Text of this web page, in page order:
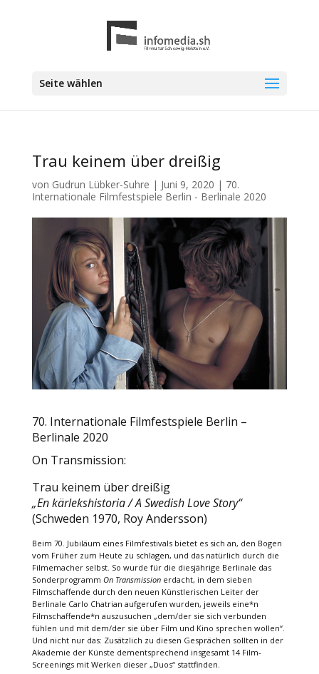
Seite wählen
Trau keinem über dreißig
von Gudrun Lübker-Suhre | Juni 9, 2020 | 70.
Internationale Filmfestspiele Berlin - Berlinale 2020
70. Internationale Filmfestspiele Berlin –
Berlinale 2020
On Transmission:
Trau keinem über dreißig
„En kärlekshistoria / A Swedish Love Story“
(Schweden 1970, Roy Andersson)
Beim 70. Jubiläum eines Filmfestivals bietet es sich an, den Bogen
vom Früher zum Heute zu schlagen, und das natürlich durch die
Filmemacher selbst. So wurde für die diesjährige Berlinale das
Sonderprogramm On Transmission erdacht, in dem sieben
Filmschaffende durch den neuen Künstlerischen Leiter der
Berlinale Carlo Chatrian aufgerufen wurden, jeweils eine*n
Filmschaffende*n auszusuchen „dem/der sie sich verbunden
fühlen und mit dem/der sie über Film und Kino sprechen wollen“.
Und nicht nur das: Zusätzlich zu diesen Gesprächen sollten in der
Akademie der Künste dementsprechend insgesamt 14 Film-
Screenings mit Werken dieser „Duos“ stattfinden.